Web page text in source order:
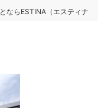
ならESTINA（エスティナ）